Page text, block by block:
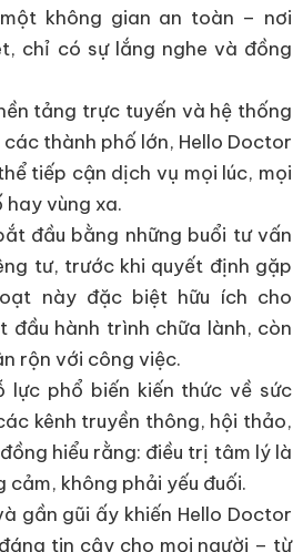
không gian an toàn – nơi
chỉ có sự lắng nghe và đồng
tảng trực tuyến và hệ thống
thành phố lớn, Hello Doctor
tiếp cận dịch vụ mọi lúc, mọi
hay vùng xa.
đầu bằng những buổi tư vấn
tư, trước khi quyết định gặp
này đặc biệt hữu ích cho
đầu hành trình chữa lành, còn
rộn với công việc.
lực phổ biến kiến thức về sức
kênh truyền thông, hội thảo,
hiểu rằng: điều trị tâm lý là
cảm, không phải yếu đuối.
gần gũi ấy khiến Hello Doctor
tin cậy cho mọi người – từ